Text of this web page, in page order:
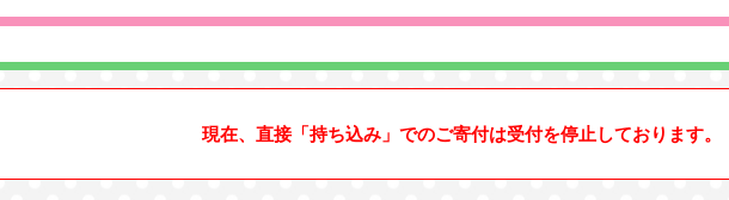
現在、直接「持ち込み」でのご寄付は受付を停止しております。